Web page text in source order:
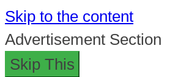
Skip to the content
Advertisement Section
Skip This